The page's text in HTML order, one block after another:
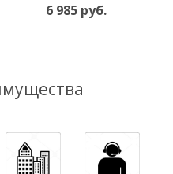
6 985 руб.